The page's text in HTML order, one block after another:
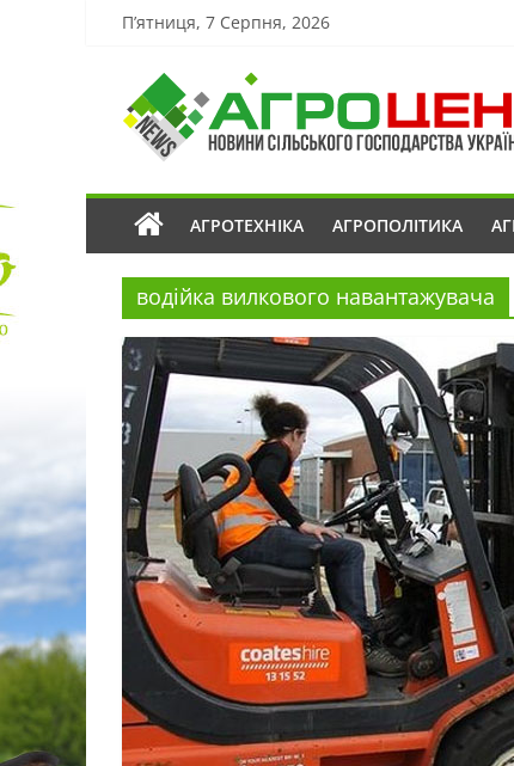
П’ятниця, 7 Серпня, 2026
АГРОТЕХНІКА АГРОПОЛІТИКА
водійка вилкового навантажувача